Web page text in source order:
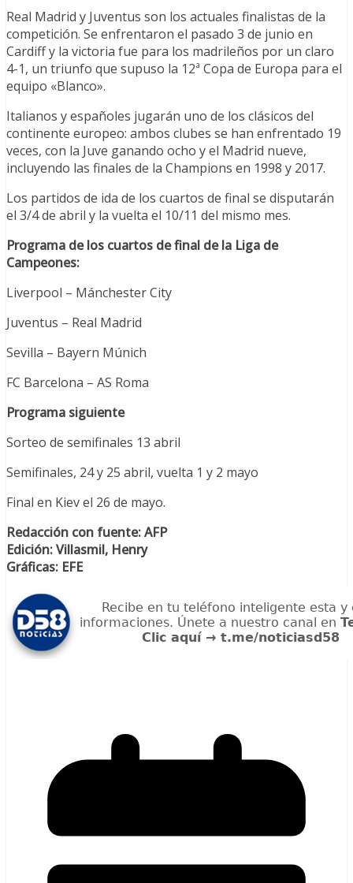
Real Madrid y Juventus son los actuales finalistas de la
competición. Se enfrentaron el pasado 3 de junio en
Cardiff y la victoria fue para los madrileños por un claro
4-1, un triunfo que supuso la 12ª Copa de Europa para el
equipo «Blanco».
Italianos y españoles jugarán uno de los clásicos del
continente europeo: ambos clubes se han enfrentado 19
veces, con la Juve ganando ocho y el Madrid nueve,
incluyendo las finales de la Champions en 1998 y 2017.
Los partidos de ida de los cuartos de final se disputarán
el 3/4 de abril y la vuelta el 10/11 del mismo mes.
Programa de los cuartos de final de la Liga de
Campeones:
Liverpool – Mánchester City
Juventus – Real Madrid
Sevilla – Bayern Múnich
FC Barcelona – AS Roma
Programa siguiente
Sorteo de semifinales 13 abril
Semifinales, 24 y 25 abril, vuelta 1 y 2 mayo
Final en Kiev el 26 de mayo.
Redacción con fuente: AFP
Edición: Villasmil, Henry
Gráficas: EFE